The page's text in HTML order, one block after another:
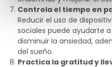
Controla el tiempo en
Reducir el uso de
sociales puede ayudarte
disminuir la ansiedad,
del sueño.
Practica la gratitud y